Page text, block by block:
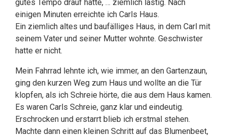
gutes Tempo drauf hatte, … ziemlich lästig. Nach
einigen Minuten erreichte ich Carls Haus.
Ein ziemlich altes und baufälliges Haus, in dem Carl mit
seinem Vater und seiner Mutter wohnte. Geschwister
hatte er nicht.
Mein Fahrrad lehnte ich, wie immer, an den Gartenzaun,
ging den kurzen Weg zum Haus und wollte an die Tür
klopfen, als ich Schreie hörte, die aus dem Haus kamen.
Es waren Carls Schreie, ganz klar und eindeutig.
Erschrocken und erstarrt blieb ich erstmal stehen.
Machte dann einen kleinen Schritt auf das Blumenbeet,